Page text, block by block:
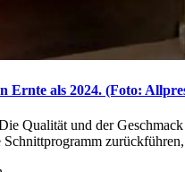
Ernte als 2024. (Foto:
Qual­ität und der